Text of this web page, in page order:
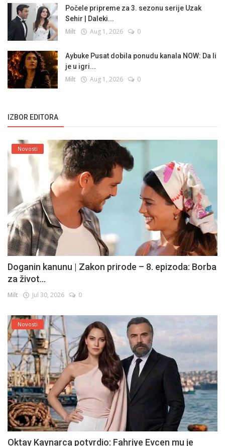
Počele pripreme za 3. sezonu serije Uzak
Sehir | Daleki...
Milt Aug 1, 2026 0
Aybuke Pusat dobila ponudu kanala NOW: Da li
je u igri...
Milt Aug 1, 2026 0
IZBOR EDITORA
Novosti
Doganin kanunu | Zakon prirode – 8. epizoda: Borba
za život...
Milt Jul 30, 2026 0
Novosti
Oktay Kaynarca potvrdio: Fahriye Evcen mu je